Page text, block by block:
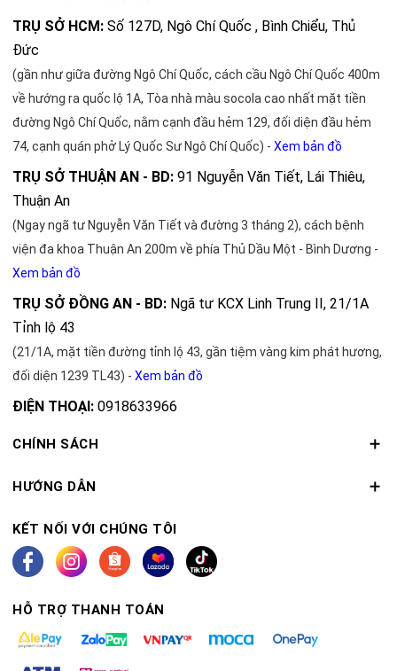
TRỤ SỞ HCM: Số 127D, Ngô Chí Quốc , Bình Chiểu, Thủ
Đức
(gần như giữa đường Ngô Chí Quốc, cách cầu Ngô Chí Quốc 400m
về hướng ra quốc lộ 1A, Tòa nhà màu socola cao nhất mặt tiền
đường Ngô Chí Quốc, nằm cạnh đầu hẻm 129, đối diện đầu hẻm
74, cạnh quán phở Lý Quốc Sư Ngô Chí Quốc) - Xem bản đồ
TRỤ SỞ THUẬN AN - BD: 91 Nguyễn Văn Tiết, Lái Thiêu,
Thuận An
(Ngay ngã tư Nguyễn Văn Tiết và đường 3 tháng 2), cách bệnh
viện đa khoa Thuận An 200m về phía Thủ Dầu Một - Bình Dương -
Xem bản đồ
TRỤ SỞ ĐỒNG AN - BD: Ngã tư KCX Linh Trung II, 21/1A
Tỉnh lộ 43
(21/1A, mặt tiền đường tỉnh lộ 43, gần tiệm vàng kim phát hương,
đối diện 1239 TL43) - Xem bản đồ
ĐIỆN THOẠI: 0918633966
CHÍNH SÁCH
HƯỚNG DẪN
KẾT NỐI VỚI CHÚNG TÔI
HỖ TRỢ THANH TOÁN